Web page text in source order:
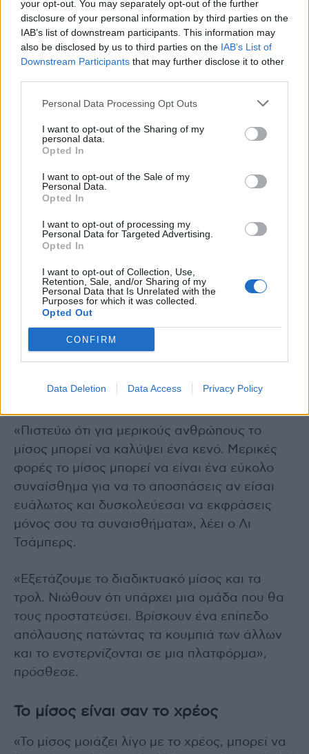
your opt-out. You may separately opt-out of the further
disclosure of your personal information by third parties on the
IAB’s list of downstream participants. This information may
also be disclosed by us to third parties on the IAB’s List of
Downstream Participants that may further disclose it to other
Personal Data Processing Opt Outs
I want to opt-out of the Sharing of my
personal data.
Opted In
I want to opt-out of the Sale of my
Personal Data.
Opted In
I want to opt-out of processing my
Personal Data for Targeted Advertising.
Opted In
I want to opt-out of Collection, Use,
Retention, Sale, and/or Sharing of my
Personal Data that Is Unrelated with the
Purposes for which it was collected.
Opted Out
CONFIRM
Data Deletion Data Access Privacy Policy
εξηγεί τη ρητορική μίσους στο διαδίκτυο ως
«τη χρήση βίαιης, επιθετικής ή προσβλητικής
γλώσσας, που επικεντρώνεται σε μια
συγκεκριμένη ομάδα ανθρώπων που
μοιράζονται μια κοινή ιδιοκτησία». Είναι συχνά
ρατσιστικό, σεξιστικό ή ομοφοβικό στη φύση
Το διαδικτυακό μίσος συνδέεται με την
απομόνωση — μια έκθεση από τη βρετανική
φιλανθρωπική οργάνωση Ditch the Label
στις Ηνωμένες Πολιτείες και το Ηνωμένο
Βασίλειο αυξήθηκε κατά 38% κατά τη
της πανδημίας COVID-19.
Ανησυχητικά, η έκθεση παρατήρησε επίσης
ότι τόσο στις ΗΠΑ όσο και στο Ηνωμένο
αύξηση της διαδικτυακής ρητορικής μίσους.
«Πιστεύω ότι για μερικούς ανθρώπους το
μίσος μπορεί να καλύψει ένα κενό. Μερικές
φορές το μίσος μπορεί να είναι ένα εύκολο
συναίσθημα για να το αποσπάσεις αν είσαι
ευάλωτος και δυσκολεύεσαι να εκφράσεις
μόνος σου τα συναισθήματα», λέει ο Λι
Τσάμπερς.
«Εξετάζουμε το διαδικτυακό μίσος και τα
τρολ. Νιώθουν ότι υπάρχει μια ομάδα που θα
τους προστατεύσει. Βρίσκουν ένα επίπεδο
απόλαυσης πατώντας τα κουμπιά των άλλων
και το ενστερνίζονται σε μια πλατφόρμα»,
πρόσθεσε.
Το μίσος είναι σαν το χρέος
«Το μίσος μοιάζει λίγο με το χρέος, μπορεί να